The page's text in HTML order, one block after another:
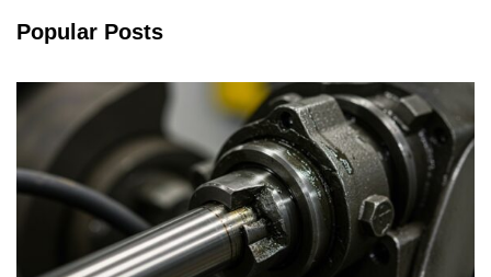
Popular Posts